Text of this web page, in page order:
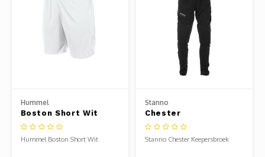
Hummel
Boston Short Wit
Hummel Boston Short Wit
Stanno
Chester
Keepersbroek
Stanno Chester Keepersbroek